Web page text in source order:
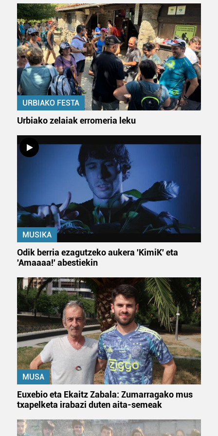
Bazkide batzuek ez dizute baimenik eskatzen, eta beren
interes komertzial legitimoetan babesten dira. Ikusi gure
bazkideen zerrenda, beren ustez zein helburutarako
duten interes legitimoa eta horren aurka nola egin
dezakezun ikusteko.
Lortu zure datu pertsonalak prozesatzeko moduari
buruzko informazio gehiago eta ezarri zure lehentasunak
datuen atalean. Edozein unetan alda edo ken dezakezu
zure baimena Cookieen adierazpenean.
fitxategiak erabiltzen ditu. Zure esperientzia eta
zerbitzuak hobetzeko asmoz, cookie teknologiaz
baliatzen gara. Ohar hau onartuz gero, teknologia hori
erabiltzeko baimen esplizitua ematen diguzu.
URBIAKO FESTA
Urbiako zelaiak erromeria leku
MUSIKA
Odik berria ezagutzeko aukera 'KimiK' eta
'Amaaaa!' abestiekin
MUSA
Euxebio eta Ekaitz Zabala: Zumarragako mus
txapelketa irabazi duten aita-semeak